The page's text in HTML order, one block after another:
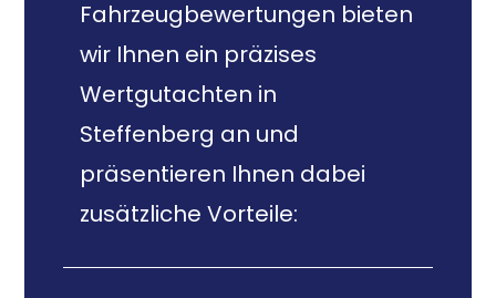
Fahrzeugbewertungen bieten
wir Ihnen ein präzises
Wertgutachten in
Steffenberg an und
präsentieren Ihnen dabei
zusätzliche Vorteile: